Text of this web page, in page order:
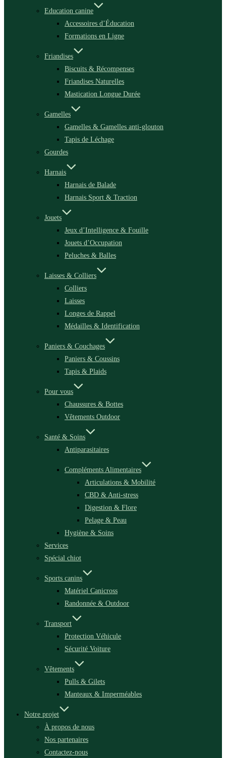
Education canine
Accessoires d’Éducation
Formations en Ligne
Friandises
Biscuits & Récompenses
Friandises Naturelles
Mastication Longue Durée
Gamelles
Gamelles & Gamelles anti-glouton
Tapis de Léchage
Gourdes
Harnais
Harnais de Balade
Harnais Sport & Traction
Jouets
Jeux d’Intelligence & Fouille
Jouets d’Occupation
Peluches & Balles
Laisses & Colliers
Colliers
Laisses
Longes de Rappel
Médailles & Identification
Paniers & Couchages
Paniers & Coussins
Tapis & Plaids
Pour vous
Chaussures & Bottes
Vêtements Outdoor
Santé & Soins
Antiparasitaires
Compléments Alimentaires
Articulations & Mobilité
CBD & Anti-stress
Digestion & Flore
Pelage & Peau
Hygiène & Soins
Services
Spécial chiot
Sports canins
Matériel Canicross
Randonnée & Outdoor
Transport
Protection Véhicule
Sécurité Voiture
Vêtements
Pulls & Gilets
Manteaux & Imperméables
Notre projet
À propos de nous
Nos partenaires
Contactez-nous